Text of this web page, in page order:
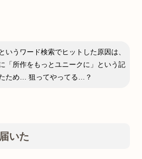
いうワード検索でヒットした原因は、
「所作をもっとユニークに」という記
ため… 狙ってやってる…？
いた